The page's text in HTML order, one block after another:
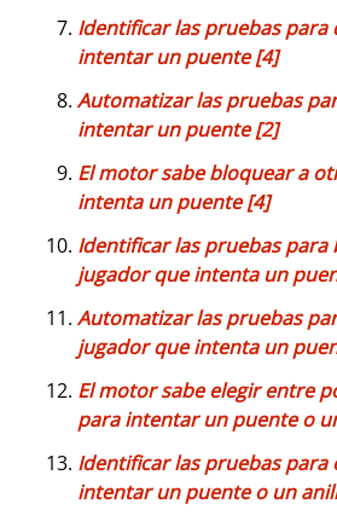
Identificar las pruebas para
intentar un puente [4]
Automatizar las pruebas
intentar un puente [2]
El motor sabe bloquear a
intenta un puente [4]
Identificar las pruebas
jugador que intenta un
Automatizar las pruebas
jugador que intenta un
El motor sabe elegir entre
para intentar un puente o
Identificar las pruebas para
intentar un puente o un